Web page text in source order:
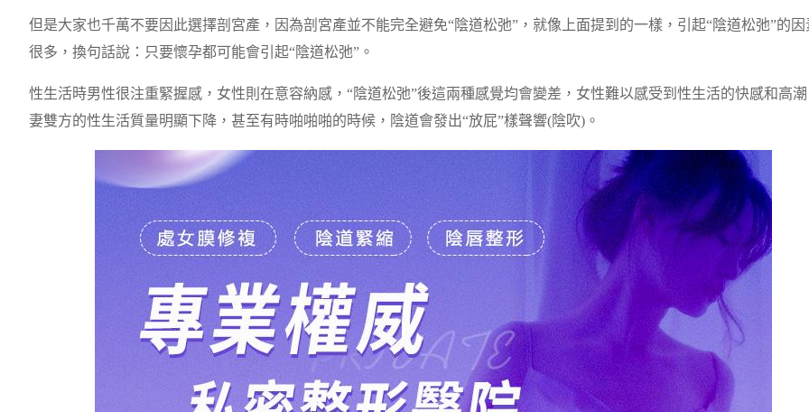
但是大家也千萬不要因此選擇剖宮產，因為剖宮產並不能完全避免“陰道松弛”，就像上面提到的一樣，引起“陰道松弛”的因
很多，換句話說：只要懷孕都可能會引起“陰道松弛”。
性生活時男性很注重緊握感，女性則在意容納感，“陰道松弛”後這兩種感覺均會變差，女性難以感受到性生活的快感和高
妻雙方的性生活質量明顯下降，甚至有時啪啪啪的時候，陰道會發出“放屁”樣聲響(陰吹)。